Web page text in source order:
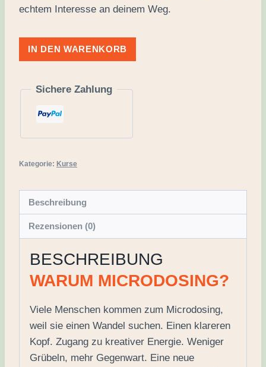
echtem Interesse an deinem Weg.
Begleitete
Microdosing
Menge
IN DEN WARENKORB
Sichere Zahlung
Kategorie: Kurse
Beschreibung
Rezensionen (0)
BESCHREIBUNG
WARUM MICRODOSING?
Viele Menschen kommen zum Microdosing,
weil sie einen Wandel suchen. Einen klareren
Kopf. Zugang zu kreativer Energie. Weniger
Grübeln, mehr Gegenwart. Eine neue